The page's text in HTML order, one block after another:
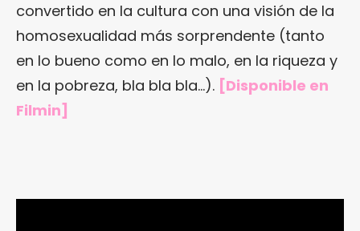
convertido en la cultura con una visión de la
homosexualidad más sorprendente (tanto
en lo bueno como en lo malo, en la riqueza y
en la pobreza, bla bla bla…). [Disponible en
Filmin]